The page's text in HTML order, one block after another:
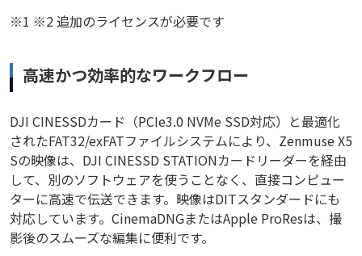
※1 ※2 追加のライセンスが必要です
高速かつ効率的なワークフロー
DJI CINESSDカード（PCIe3.0 NVMe SSD対応）と最適化
されたFAT32/exFATファイルシステムにより、Zenmuse X5
Sの映像は、DJI CINESSD STATIONカードリーダーを経由
して、別のソフトウェアを使うことなく、直接コンピュー
ターに高速で伝送できます。映像はDITスタンダードにも
対応しています。CinemaDNGまたはApple ProResは、撮
影後のスムーズな編集に便利です。